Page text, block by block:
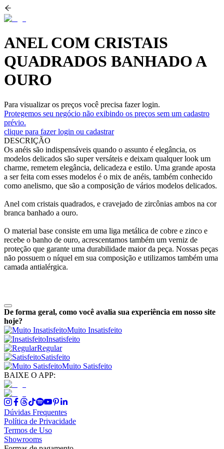
ANEL COM CRISTAIS
QUADRADOS BANHADO A
OURO
Para visualizar os preços você precisa fazer login.
Protegemos seu negócio não exibindo os preços sem um cadastro
prévio.
clique para fazer login ou cadastrar
DESCRIÇÃO
Os anéis são indispensáveis quando o assunto é elegância, os
modelos delicados são super versáteis e deixam qualquer look um
charme, remetem elegância, delicadeza e estilo. Uma grande aposta
a ser feita com esses modelos é o mix de anéis, também conhecido
como anelismo, que são a composição de vários modelos delicados.
Anel com cristais quadrados, e cravejado de zircônias ambos na cor
branca banhado a ouro.
O material base consiste em uma liga metálica de cobre e zinco e
recebe o banho de ouro, acrescentamos também um verniz de
proteção que garante uma durabilidade maior da peça. Nossas peças
não possuem o níquel em sua composição e utilizamos também uma
camada antialérgica.
De forma geral, como você avalia sua experiência em nosso site
hoje?
Muito Insatisfeito
Insatisfeito
Regular
Satisfeito
Muito Satisfeito
BAIXE O APP:
Dúvidas Frequentes
Política de Privacidade
Termos de Uso
Showrooms